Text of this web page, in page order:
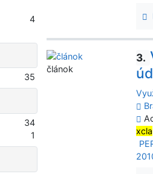
3.
xcla
článok
4
35
34
1